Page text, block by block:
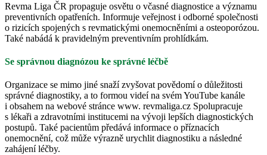
Revma Liga ČR propaguje osvětu o včasné diagnostice a významu
preventivních opatřeních. Informuje veřejnost i odborné společnosti
o rizicích spojených s revmatickými onemocněními a osteoporózou.
Také nabádá k pravidelným preventivním prohlídkám.
Se správnou diagnózou ke správné léčbě
Organizace se mimo jiné snaží zvyšovat povědomí o důležitosti
správné diagnostiky, a to formou videí na svém YouTube kanále
i obsahem na webové stránce www. revmaliga.cz Spolupracuje
s lékaři a zdravotními institucemi na vývoji lepších diagnostických
postupů. Také pacientům předává informace o příznacích
onemocnění, což může výrazně urychlit diagnostiku a následné
zahájení léčby.